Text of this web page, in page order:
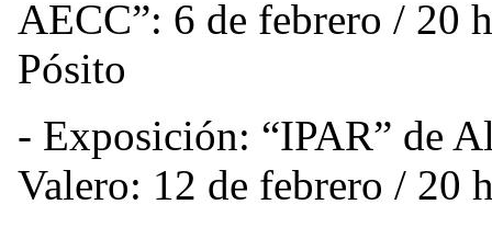
AECC”: 6 de febrero / 20
Pósito
- Exposición: “IPAR” de
Valero: 12 de febrero / 20